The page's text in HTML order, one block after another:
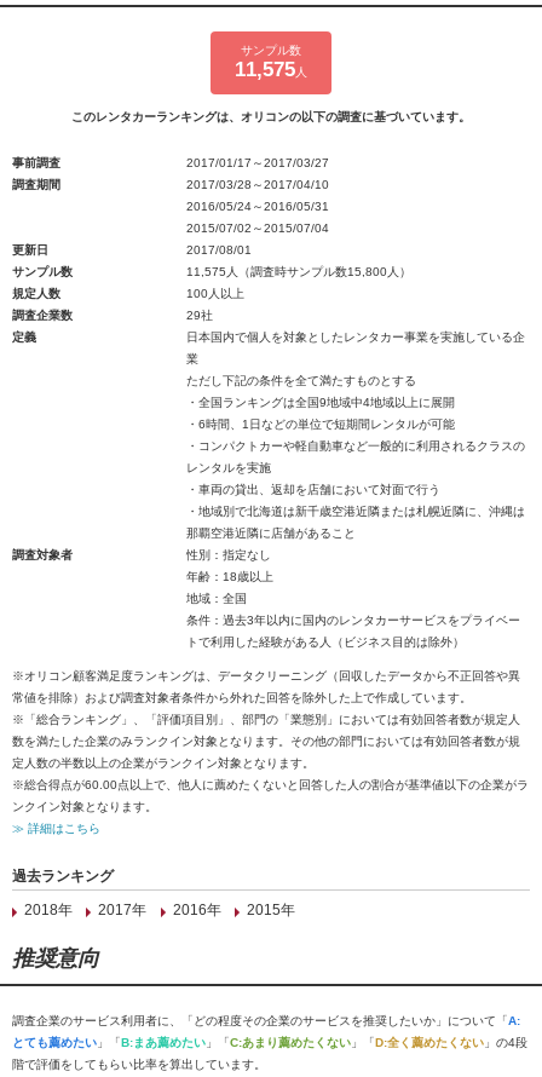
サンプル数
11,575 人
このレンタカーランキングは、オリコンの以下の調査に基づいています。
事前調査
2017/01/17～2017/03/27
調査期間
2017/03/28～2017/04/10
2016/05/24～2016/05/31
2015/07/02～2015/07/04
更新日
2017/08/01
サンプル数
11,575人（調査時サンプル数15,800人）
規定人数
100人以上
調査企業数
29社
定義
日本国内で個人を対象としたレンタカー事業を実施している企
業
ただし下記の条件を全て満たすものとする
・全国ランキングは全国9地域中4地域以上に展開
・6時間、1日などの単位で短期間レンタルが可能
・コンパクトカーや軽自動車など一般的に利用されるクラスの
レンタルを実施
・車両の貸出、返却を店舗において対面で行う
・地域別で北海道は新千歳空港近隣または札幌近隣に、沖縄は
那覇空港近隣に店舗があること
調査対象者
性別：指定なし
年齢：18歳以上
地域：全国
条件：過去3年以内に国内のレンタカーサービスをプライベー
トで利用した経験がある人（ビジネス目的は除外）
※オリコン顧客満足度ランキングは、データクリーニング（回収したデータから不正回答や異
常値を排除）および調査対象者条件から外れた回答を除外した上で作成しています。
※「総合ランキング」、「評価項目別」、部門の「業態別」においては有効回答者数が規定人
数を満たした企業のみランクイン対象となります。その他の部門においては有効回答者数が規
定人数の半数以上の企業がランクイン対象となります。
※総合得点が60.00点以上で、他人に薦めたくないと回答した人の割合が基準値以下の企業がラ
ンクイン対象となります。
≫ 詳細はこちら
過去ランキング
2018年
2017年 2016年 2015年
推奨意向
調査企業のサービス利用者に、「どの程度その企業のサービスを推奨したいか」について「A:
とても薦めたい 」「B:まあ薦めたい 」「C:あまり薦めたくない 」「D:全く薦めたくない 」の4段
階で評価をしてもらい比率を算出しています。